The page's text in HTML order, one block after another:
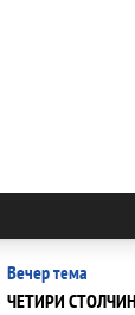
Вечер тема
ЧЕТИРИ